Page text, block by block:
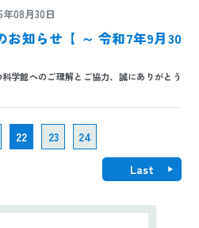
08月30日
お知らせ【 ～ 令和7年9月30
学館へのご理解とご協力、誠にありがとう
22 23 24
Last